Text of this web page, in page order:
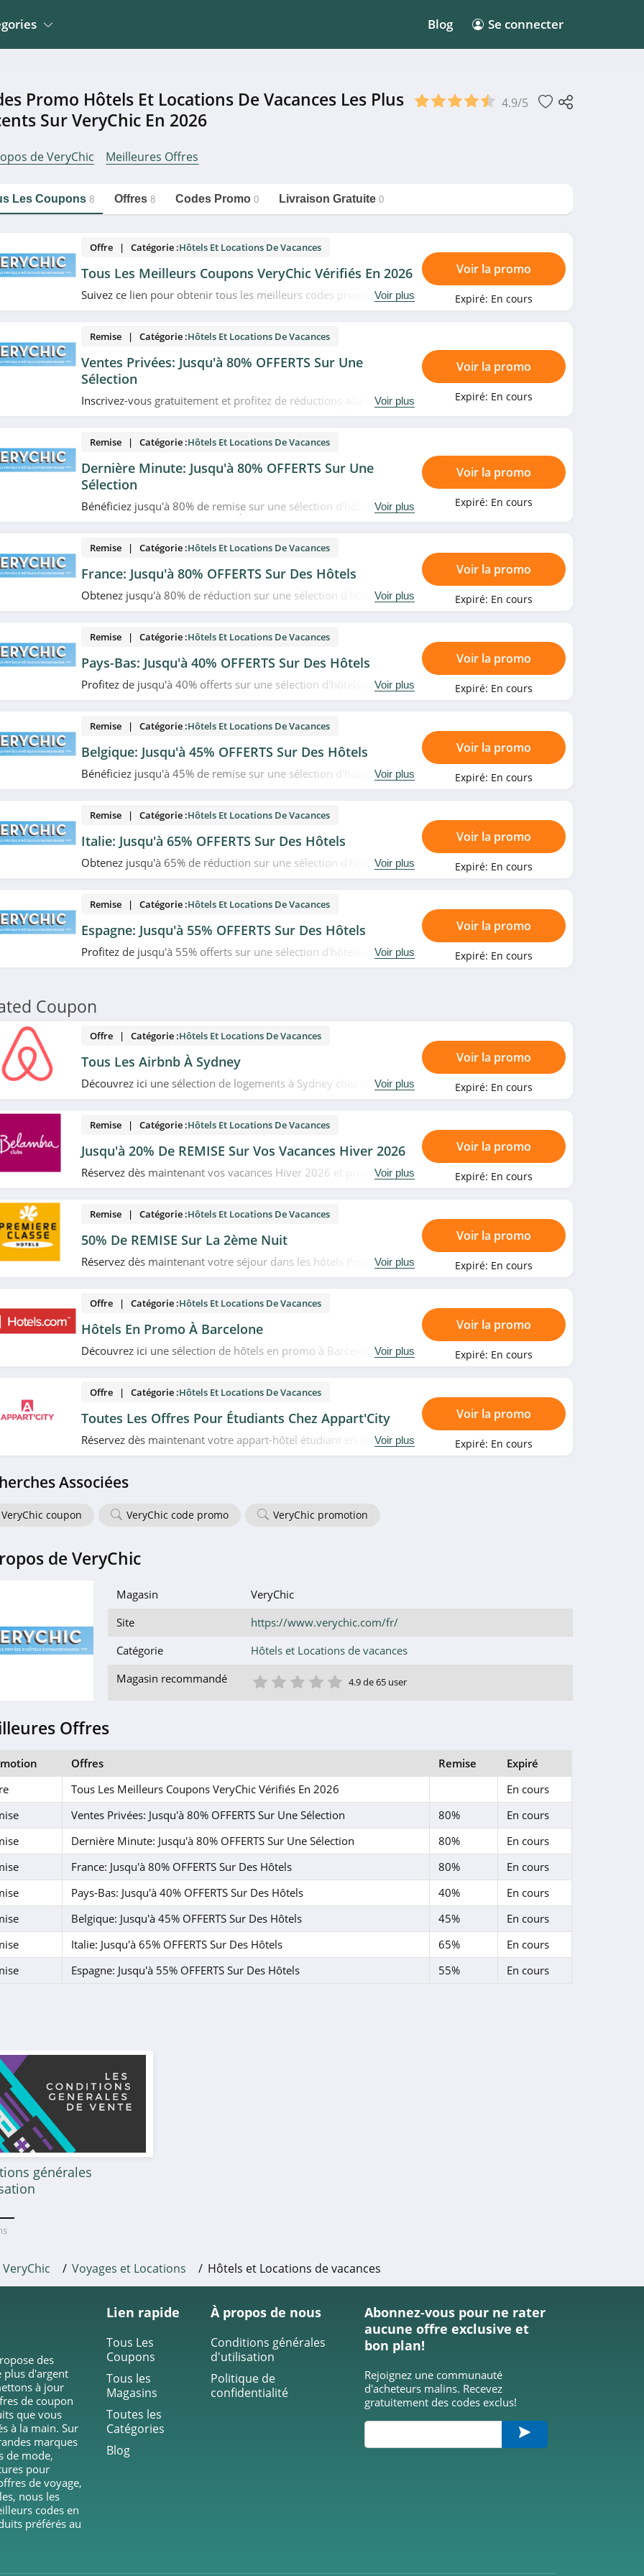
Suisse
Mobiliers
Electroménager
Sportwear
Montres, Bijoux Et
Et Occasions Développement Photos
Blog Se connecter
Promo Hôtels Et Locations De Vacances Les Plus
Sur VeryChic En 2026
4.9/5
de VeryChic Meilleures Offres
Les Coupons 8 Offres 8 Codes Promo 0 Livraison Gratuite 0
Offre | Catégorie :Hôtels Et Locations De Vacances
Tous Les Meilleurs Coupons VeryChic Vérifiés En 2026
Suivez ce lien pour obtenir tous les meilleurs codes promo, bons
Voir plus
Voir la promo
Expiré: En cours
Remise | Catégorie :Hôtels Et Locations De Vacances
Ventes Privées: Jusqu'à 80% OFFERTS Sur Une
Sélection
Inscrivez-vous gratuitement et profitez de réductions allant jusqu'à
Voir plus
Voir la promo
Expiré: En cours
Remise | Catégorie :Hôtels Et Locations De Vacances
Dernière Minute: Jusqu'à 80% OFFERTS Sur Une
Sélection
Bénéficiez jusqu'à 80% de remise sur une sélection d'hôtelsVoir plus
Voir la promo
Expiré: En cours
Remise | Catégorie :Hôtels Et Locations De Vacances
France: Jusqu'à 80% OFFERTS Sur Des Hôtels
Obtenez jusqu'à 80% de réduction sur une sélection d'hôtels enVoir plus
Voir la promo
Expiré: En cours
Remise | Catégorie :Hôtels Et Locations De Vacances
Pays-Bas: Jusqu'à 40% OFFERTS Sur Des Hôtels
Profitez de jusqu'à 40% offerts sur une sélection d'hôtels aux Pays-
Voir plus
Voir la promo
Expiré: En cours
Remise | Catégorie :Hôtels Et Locations De Vacances
Belgique: Jusqu'à 45% OFFERTS Sur Des Hôtels
Bénéficiez jusqu'à 45% de remise sur une sélection d'hôtels enVoir plus
Voir la promo
Expiré: En cours
Remise | Catégorie :Hôtels Et Locations De Vacances
Italie: Jusqu'à 65% OFFERTS Sur Des Hôtels
Obtenez jusqu'à 65% de réduction sur une sélection d'hôtels enVoir plus
Voir la promo
Expiré: En cours
Remise | Catégorie :Hôtels Et Locations De Vacances
Espagne: Jusqu'à 55% OFFERTS Sur Des Hôtels
Profitez de jusqu'à 55% offerts sur une sélection d'hôtels enVoir plus
Voir la promo
Expiré: En cours
Coupon
Offre | Catégorie :Hôtels Et Locations De Vacances
Tous Les Airbnb À Sydney
Découvrez ici une sélection de logements à Sydney chez Airbnb.
Voir plus
Voir la promo
Expiré: En cours
Remise | Catégorie :Hôtels Et Locations De Vacances
Jusqu'à 20% De REMISE Sur Vos Vacances Hiver 2026
Réservez dès maintenant vos vacances Hiver 2026 et profitez de
Voir plus
Voir la promo
Expiré: En cours
Remise | Catégorie :Hôtels Et Locations De Vacances
50% De REMISE Sur La 2ème Nuit
Réservez dès maintenant votre séjour dans les hôtels PremièreVoir plus
Voir la promo
Expiré: En cours
Offre | Catégorie :Hôtels Et Locations De Vacances
Hôtels En Promo À Barcelone
Découvrez ici une sélection de hôtels en promo à Barcelone chez
Voir plus
Voir la promo
Expiré: En cours
Offre | Catégorie :Hôtels Et Locations De Vacances
Toutes Les Offres Pour Étudiants Chez Appart'City
Réservez dès maintenant votre appart-hôtel étudiant en bénéficiant
Voir plus
Voir la promo
Expiré: En cours
Associées
VeryChic coupon VeryChic code promo VeryChic promotion
de VeryChic
Magasin
VeryChic
Site
https://www.verychic.com/fr/
Catégorie
Hôtels et Locations de vacances
Magasin recommandé
5 étoile
4 étoile
3 étoile
2 étoile
1 étoile4.9 de 65 user
Offres
Offres Remise
Expiré
Tous Les Meilleurs Coupons VeryChic Vérifiés En 2026
En cours
Ventes Privées: Jusqu'à 80% OFFERTS Sur Une Sélection 80%
En cours
Dernière Minute: Jusqu'à 80% OFFERTS Sur Une Sélection 80%
En cours
France: Jusqu'à 80% OFFERTS Sur Des Hôtels 80%
En cours
Pays-Bas: Jusqu'à 40% OFFERTS Sur Des Hôtels 40%
En cours
Belgique: Jusqu'à 45% OFFERTS Sur Des Hôtels 45%
En cours
Italie: Jusqu'à 65% OFFERTS Sur Des Hôtels 65%
En cours
Espagne: Jusqu'à 55% OFFERTS Sur Des Hôtels 55% En cours
générales
VeryChic Voyages et Locations Hôtels et Locations de vacances
des
plus d'argent
à jour
de coupon
que vous
à la main. Sur
marques
de mode,
pour
de voyage,
nous les
codes en
préférés au
Lien rapide
Tous Les
Coupons
Tous les
Magasins
Toutes les
Catégories
Blog
À propos de nous
Conditions générales
d'utilisation
Politique de
confidentialité
Abonnez-vous pour ne rater
aucune offre exclusive et
bon plan!
Rejoignez une communauté
d'acheteurs malins. Recevez
gratuitement des codes exclus!